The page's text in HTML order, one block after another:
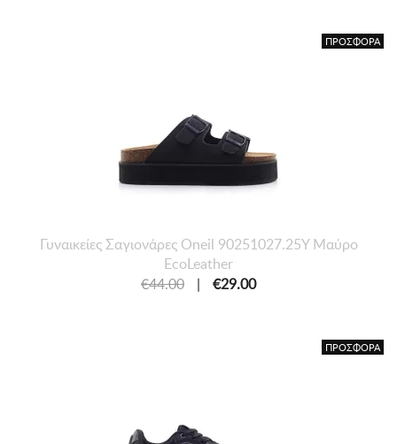
ΠΡΟΣΦΟΡΑ
Γυναικείες Σαγιονάρες Oneil 90251027.25Y Μαύρο
EcoLeather
€44.00
| €29.00
ΠΡΟΣΦΟΡΑ